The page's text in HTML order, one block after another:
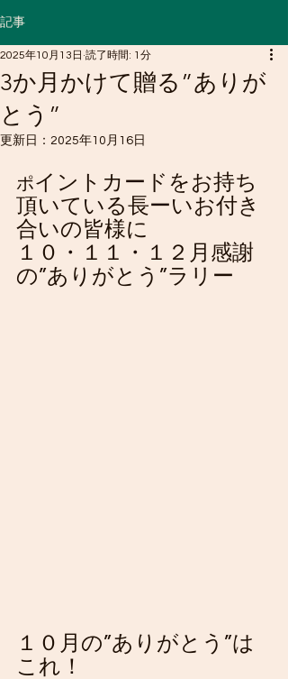
記事
3か月かけて贈る”ありが
とう”
2025年10月13日 読了時間: 1分
更新日： 2025年10月16日
ポイントカードをお持ち
頂いている長ーいお付き
合いの皆様に
１０・１１・１２月感謝
の”ありがとう”ラリー
１０月の”ありがとう”は
これ！